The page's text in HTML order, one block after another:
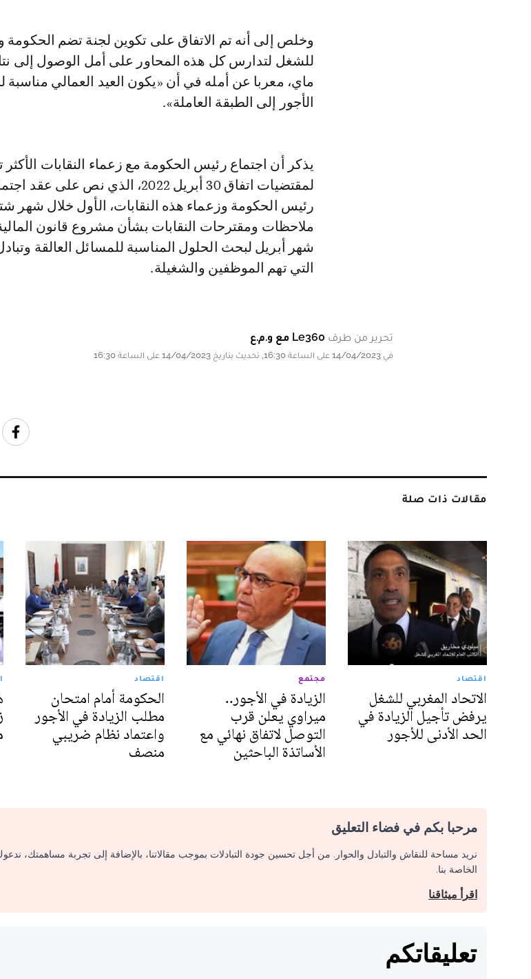
وخلص إلى أنه تم الاتفاق على تكوين لجنة تضم الحكومة
للشغل لتدارس كل هذه المحاور على أمل الوصول إلى
ماي، معربا عن أمله في أن «يكون العيد العمالي
الأجور إلى الطبقة العاملة».
يذكر أن اجتماع رئيس الحكومة مع زعماء النقابات الأكثر
لمقتضيات اتفاق 30 أبريل 2022، الذي
رئيس الحكومة وزعماء هذه النقابات، الأول خلال شهر
ملاحظات ومقترحات النقابات بشأن مشروع قانون
شهر أبريل لبحث الحلول المناسبة للمسائل العالقة
التي تهم الموظفين والشغيلة.
تحرير من طرف Le360 مع و.م.ع
في 14/04/2023 على الساعة 16:30, تحديث بتاريخ 14/04/2023 على الساعة 16:30
مقالات ذات صلة
اقتصاد
الاتحاد المغربي للشغل
يرفض تأجيل الزيادة في
الحد الأدنى للأجور
مجتمع
الزيادة في الأجور..
ميراوي يعلن قرب
التوصل لاتفاق نهائي مع
الأساتذة الباحثين
اقتصاد
الحكومة أمام امتحان
مطلب الزيادة في الأجور
واعتماد نظام ضريبي
منصف
مرحبا بكم في فضاء التعليق
نريد مساحة للنقاش والتبادل والحوار. من أجل تحسين جودة التبادلات بموجب مقالاتنا، بالإضافة إلى تجربة مساهمتك،
الخاصة بنا.
اقرأ ميثاقنا
تعليقاتكم